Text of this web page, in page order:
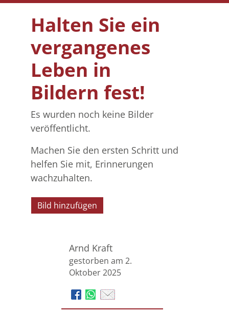
Halten Sie ein
vergangenes
Leben in
Bildern fest!
Es wurden noch keine Bilder
veröffentlicht.
Machen Sie den ersten Schritt und
helfen Sie mit, Erinnerungen
wachzuhalten.
Bild hinzufügen
Arnd Kraft
gestorben am 2.
Oktober 2025